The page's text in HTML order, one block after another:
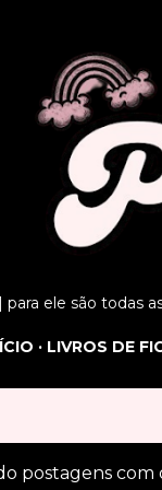
para ele são todas
LIVROS DE
postagens